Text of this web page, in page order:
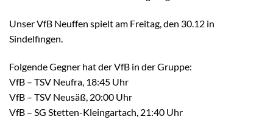
Unser VfB Neuffen spielt am Freitag, den 30.12 in
Sindelfingen.
Folgende Gegner hat der VfB in der Gruppe:
VfB – TSV Neufra, 18:45 Uhr
VfB – TSV Neusäß, 20:00 Uhr
VfB – SG Stetten-Kleingartach, 21:40 Uhr